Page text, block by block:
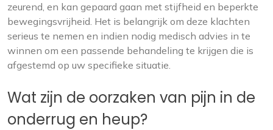
zeurend, en kan gepaard gaan met stijfheid en beperkte
bewegingsvrijheid. Het is belangrijk om deze klachten
serieus te nemen en indien nodig medisch advies in te
winnen om een passende behandeling te krijgen die is
afgestemd op uw specifieke situatie.
Wat zijn de oorzaken van pijn in de
onderrug en heup?